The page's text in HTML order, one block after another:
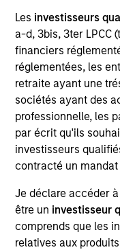
Les investisseurs
a-d, 3bis, 3ter LPCC
financiers
réglementées, les
retraite ayant une
sociétés ayant des
professionnelle, les
par écrit qu'ils
investisseurs
contracté un
Je déclare accéder
être un investisseur
comprends que les
relatives aux
Execution is a
speed, at
View Current
Investment Team
Morgan Stanley